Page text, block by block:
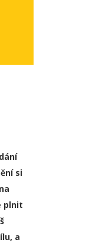
si
plnit
a